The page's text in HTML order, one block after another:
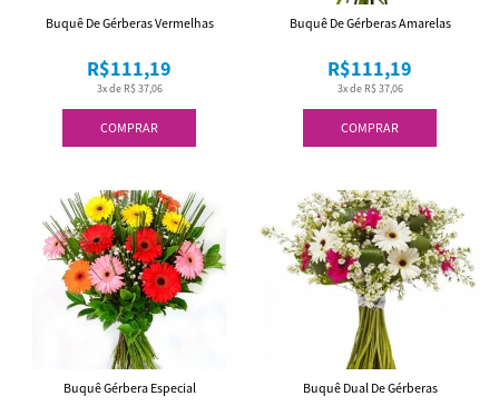
COMPRAR
3x de R$ 37,06
R$111,19
Buquê De Gérberas Vermelhas
COMPRAR
3x de R$ 37,06
R$111,19
Buquê De Gérberas Amarelas
Buquê Gérbera Especial Buquê Dual De Gérberas